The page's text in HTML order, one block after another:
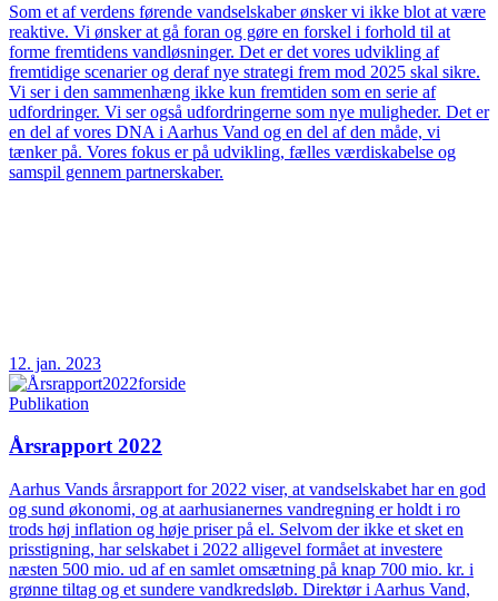
Som et af verdens førende vandselskaber ønsker vi ikke blot at være
reaktive. Vi ønsker at gå foran og gøre en forskel i forhold til at
forme fremtidens vandløsninger. Det er det vores udvikling af
fremtidige scenarier og deraf nye strategi frem mod 2025 skal sikre.
Vi ser i den sammenhæng ikke kun fremtiden som en serie af
udfordringer. Vi ser også udfordringerne som nye muligheder. Det er
en del af vores DNA i Aarhus Vand og en del af den måde, vi
tænker på. Vores fokus er på udvikling, fælles værdiskabelse og
samspil gennem partnerskaber.
12. jan. 2023
Publikation
Årsrapport 2022
Aarhus Vands årsrapport for 2022 viser, at vandselskabet har en god
og sund økonomi, og at aarhusianernes vandregning er holdt i ro
trods høj inflation og høje priser på el. Selvom der ikke et sket en
prisstigning, har selskabet i 2022 alligevel formået at investere
næsten 500 mio. ud af en samlet omsætning på knap 700 mio. kr. i
grønne tiltag og et sundere vandkredsløb. Direktør i Aarhus Vand,